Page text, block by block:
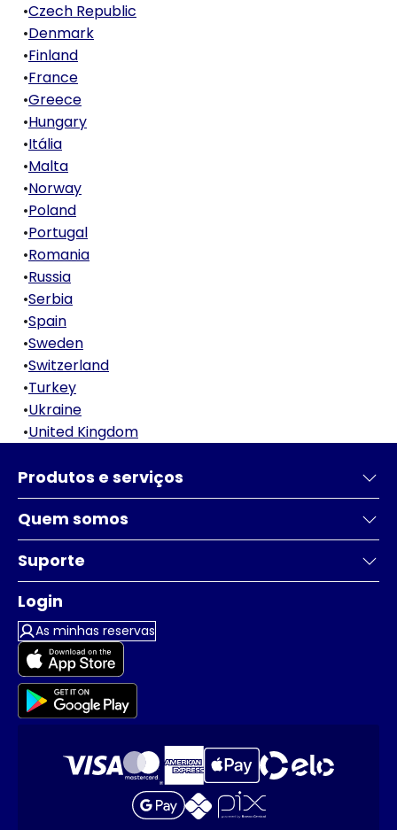
•Czech Republic
•Denmark
•Finland
•France
•Greece
•Hungary
•Itália
•Malta
•Norway
•Poland
•Portugal
•Romania
•Russia
•Serbia
•Spain
•Sweden
•Switzerland
•Turkey
•Ukraine
•United Kingdom
Produtos e serviços
Quem somos
Suporte
Login
As minhas reservas